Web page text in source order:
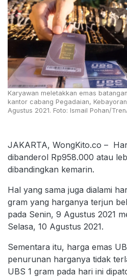
Karyawan meletakkan emas
kantor cabang Pegadaian,
Agustus 2021. Foto: Ismail Pohan/
JAKARTA, WongKito.co –
dibanderol Rp958.000 atau
dibandingkan kemarin.
Hal yang sama juga dialami
gram yang harganya terjun
pada Senin, 9 Agustus 2021
Selasa, 10 Agustus 2021.
Sementara itu, harga emas
penurunan harganya tidak
UBS 1 gram pada hari ini